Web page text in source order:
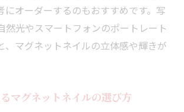
にオーダーするのもおすすめです。写
然光やスマートフォンのポートレート
、マグネットネイルの立体感や輝きが
マグネットネイルの選び方